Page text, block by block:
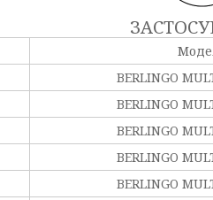
BERLINGO
BERLINGO
BERLINGO
BERLINGO
BERLINGO